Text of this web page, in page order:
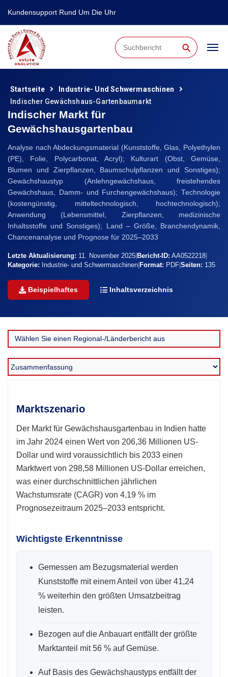
Kundensupport Rund Um Die Uhr
⚲
Startseite
Industrie- Und Schwermaschinen
Indischer Gewächshaus-Gartenbaumarkt
Indischer Markt für
Gewächshausgartenbau
Analyse nach Abdeckungsmaterial (Kunststoffe, Glas, Polyethylen
(PE), Folie, Polycarbonat, Acryl); Kulturart (Obst, Gemüse,
Blumen und Zierpflanzen, Baumschulpflanzen und Sonstiges);
Gewächshaustyp (Anlehngewächshaus, freistehendes
Gewächshaus, Damm- und Furchengewächshaus); Technologie
(kostengünstig, mitteltechnologisch, hochtechnologisch);
Anwendung (Lebensmittel, Zierpflanzen, medizinische
Inhaltsstoffe und Sonstiges); Land – Größe, Branchendynamik,
Chancenanalyse und Prognose für 2025–2033
Letzte Aktualisierung: 11. November 2025 Bericht-ID: AA0522218
Kategorie: Industrie- und Schwermaschinen Format: PDF Seiten: 135
Beispielhaftes Inhaltsverzeichnis
Marktszenario
Der Markt für Gewächshausgartenbau in Indien hatte
im Jahr 2024 einen Wert von 206,36 Millionen US-
Dollar und wird voraussichtlich bis 2033 einen
Marktwert von 298,58 Millionen US-Dollar erreichen,
was einer durchschnittlichen jährlichen
Wachstumsrate (CAGR) von 4,19 % im
Prognosezeitraum 2025–2033 entspricht.
Wichtigste Erkenntnisse
Gemessen am Bezugsmaterial werden
Kunststoffe mit einem Anteil von über 41,24
% weiterhin den größten Umsatzbeitrag
leisten.
Bezogen auf die Anbauart entfällt der größte
Marktanteil mit 56 % auf Gemüse.
Auf Basis des Gewächshaustyps entfällt der